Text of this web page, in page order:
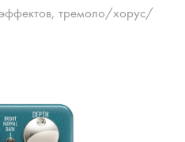
эффектов, тремоло/хорус/